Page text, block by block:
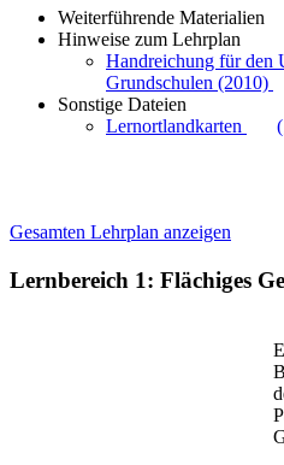
Weiterführende Materialien
Hinweise zum Lehrplan
Handreichung für den
Grundschulen (2010)
Sonstige Dateien
Lernortlandkarten
Gesamten Lehrplan anzeigen
Lernbereich 1: Flächiges